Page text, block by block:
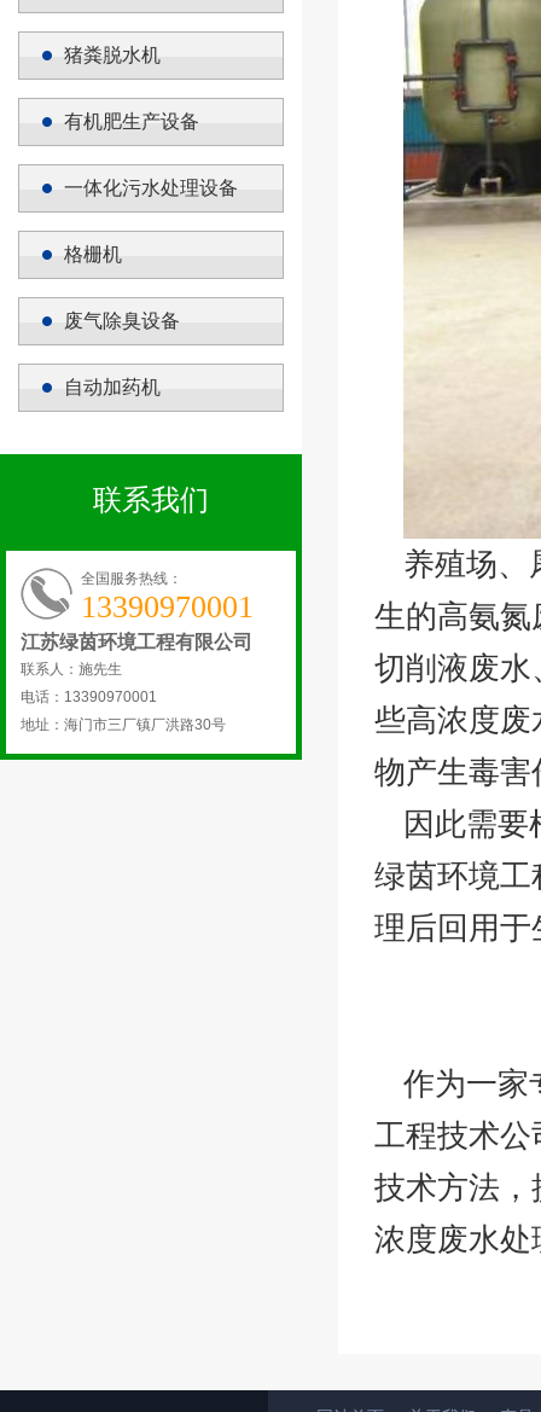
猪粪脱水机
有机肥生产设备
一体化污水处理设备
格栅机
废气除臭设备
自动加药机
联系我们
全国服务热线：
13390970001
江苏绿茵环境工程有限公司
联系人：施先生
电话：13390970001
地址：海门市三厂镇厂洪路30号
养殖场、
生的高氨氮
切削液废
些高浓度
物产生毒
因此需
绿茵环境
理后回用
作为一家
工程技术
技术方法
浓度废水